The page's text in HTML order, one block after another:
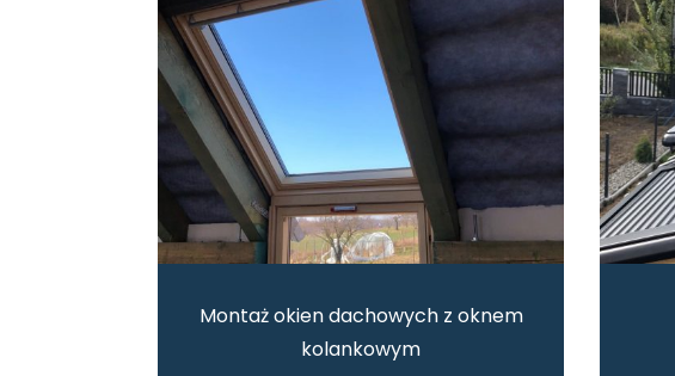
Montaż okien dachowych z oknem
kolankowym